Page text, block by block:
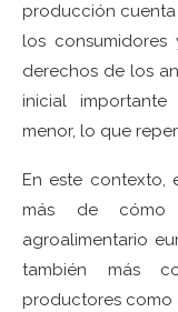
producción
los
derechos de los
inicial
menor, lo que
En este contexto,
más de cómo
agroalimentario
también más
productores como